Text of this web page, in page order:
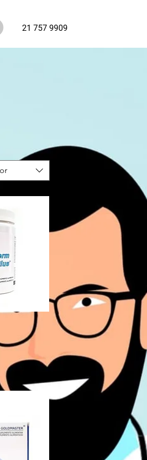
21 757 9909